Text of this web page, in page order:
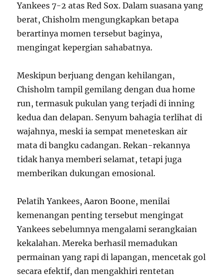
Yankees 7-2 atas Red Sox. Dalam suasana yang
berat, Chisholm mengungkapkan betapa
berartinya momen tersebut baginya,
mengingat kepergian sahabatnya.
Meskipun berjuang dengan kehilangan,
Chisholm tampil gemilang dengan dua home
run, termasuk pukulan yang terjadi di inning
kedua dan delapan. Senyum bahagia terlihat di
wajahnya, meski ia sempat meneteskan air
mata di bangku cadangan. Rekan-rekannya
tidak hanya memberi selamat, tetapi juga
memberikan dukungan emosional.
Pelatih Yankees, Aaron Boone, menilai
kemenangan penting tersebut mengingat
Yankees sebelumnya mengalami serangkaian
kekalahan. Mereka berhasil memadukan
permainan yang rapi di lapangan, mencetak gol
secara efektif, dan mengakhiri rentetan